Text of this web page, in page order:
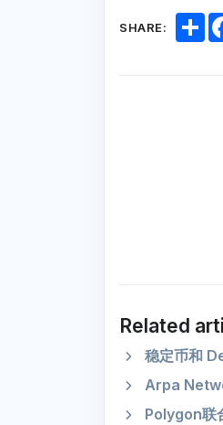
SHARE:
S
h
Related
稳定币和
Arpa
Polygon联